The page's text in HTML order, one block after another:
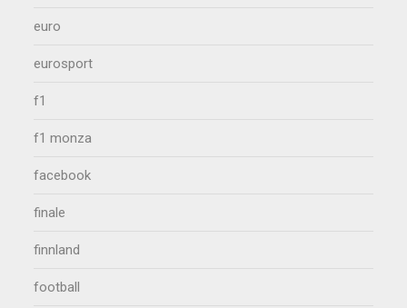
euro
eurosport
f1
f1 monza
facebook
finale
finnland
football